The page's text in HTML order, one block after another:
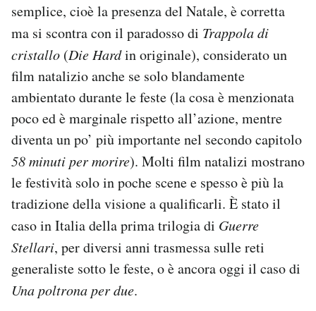
semplice, cioè la presenza del Natale, è corretta
ma si scontra con il paradosso di Trappola di
cristallo (Die Hardin originale), considerato un
film natalizio anche se solo blandamente
ambientato durante le feste (la cosa è menzionata
poco ed è marginale rispetto all’azione, mentre
diventa un po’ più importante nel secondo capitolo
58 minuti per morire). Molti film natalizi mostrano
le festività solo in poche scene e spesso è più la
tradizione della visione a qualificarli. È stato il
caso in Italia della prima trilogia di Guerre
Stellari, per diversi anni trasmessa sulle reti
generaliste sotto le feste, o è ancora oggi il caso di
Una poltrona per due.